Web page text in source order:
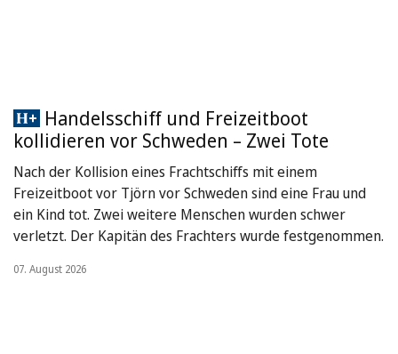
Handelsschiff und Freizeitboot
kollidieren vor Schweden – Zwei Tote
Nach der Kollision eines Frachtschiffs mit einem
Freizeitboot vor Tjörn vor Schweden sind eine Frau und
ein Kind tot. Zwei weitere Menschen wurden schwer
verletzt. Der Kapitän des Frachters wurde festgenommen.
07. August 2026